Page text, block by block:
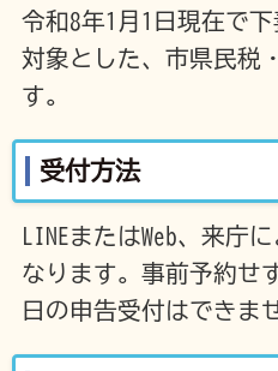
令和8年1月1日現在で
対象とした、市県民税
す。
受付方法
LINEまたはWeb、来庁
なります。事前予約せ
日の申告受付はできま